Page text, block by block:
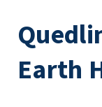
Earth